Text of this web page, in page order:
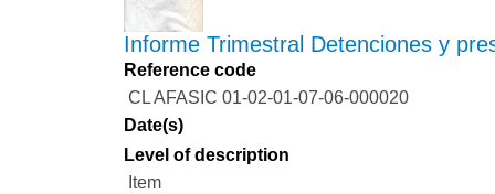
Informe Trimestral Detenciones y
Reference code
CL AFASIC 01-02-01-07-06-000020
Date(s)
Level of description
Item